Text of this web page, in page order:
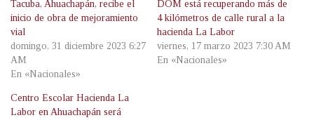
Tacuba, Ahuachapán, recibe el
inicio de obra de mejoramiento
vial
domingo, 31 diciembre 2023 6:27
AM
En «Nacionales»
DOM está recuperando más de
4 kilómetros de calle rural a la
hacienda La Labor
viernes, 17 marzo 2023 7:30 AM
En «Nacionales»
Centro Escolar Hacienda La
Labor en Ahuachapán será